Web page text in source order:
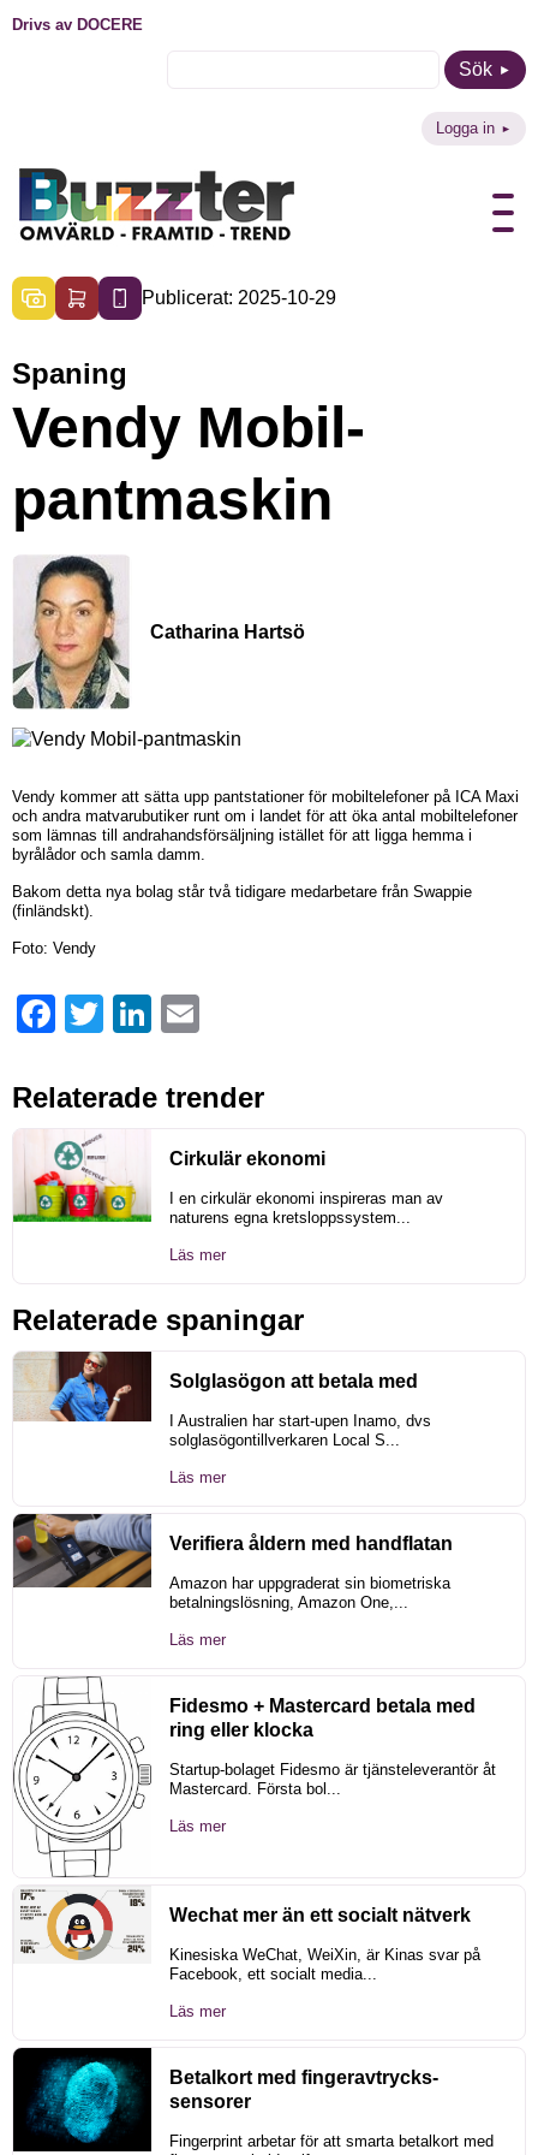
Drivs av DOCERE
Sök
Logga in
Publicerat: 2025-10-29
Spaning
Vendy Mobil-
pantmaskin
Catharina Hartsö
Vendy kommer att sätta upp pantstationer för mobiltelefoner på ICA Maxi
och andra matvarubutiker runt om i landet för att öka antal mobiltelefoner
som lämnas till andrahandsförsäljning istället för att ligga hemma i
byrålådor och samla damm.
Bakom detta nya bolag står två tidigare medarbetare från Swappie
(finländskt).
Foto: Vendy
FacebookTwitter LinkedIn
Relaterade trender
Cirkulär ekonomi
I en cirkulär ekonomi inspireras man av
naturens egna kretsloppssystem...
Läs mer
Relaterade spaningar
Solglasögon att betala med
I Australien har start-upen Inamo, dvs
solglasögontillverkaren Local S...
Läs mer
Verifiera åldern med handflatan
Amazon har uppgraderat sin biometriska
betalningslösning, Amazon One,...
Läs mer
Fidesmo + Mastercard betala med
ring eller klocka
Startup-bolaget Fidesmo är tjänsteleverantör åt
Mastercard. Första bol...
Läs mer
Wechat mer än ett socialt nätverk
Kinesiska WeChat, WeiXin, är Kinas svar på
Facebook, ett socialt media...
Läs mer
Betalkort med fingeravtrycks-
sensorer
Fingerprint arbetar för att smarta betalkort med